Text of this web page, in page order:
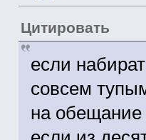
Цитировать
если
совсем
на обещание